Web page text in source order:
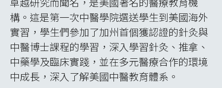
構。這是第一次中醫學院選送學生到美國海外
實習，學生們參加了加州首個獲認證的針灸與
中醫博士課程的學習，深入學習針灸、推拿、
中藥學及臨床實踐，並在多元醫療合作的環境
中成長，深入了解美國中醫教育體系。